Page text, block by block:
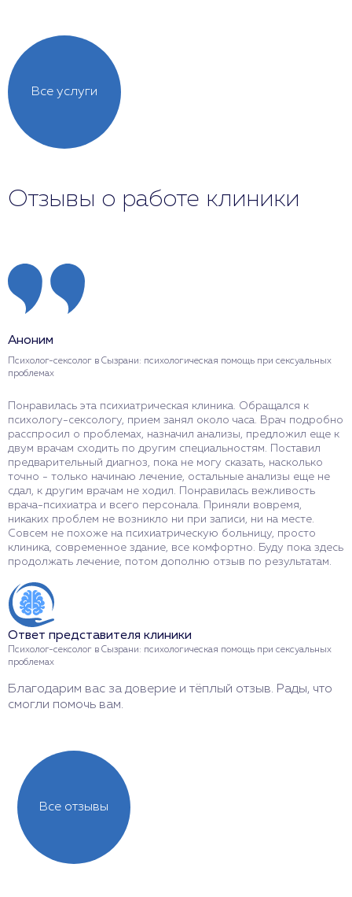
Все услуги
Отзывы о работе клиники
Аноним
Психолог-сексолог в Сызрани: психологическая помощь при сексуальных
проблемах
Понравилась эта психиатрическая клиника. Обращался к
психологу-сексологу, прием занял около часа. Врач подробно
расспросил о проблемах, назначил анализы, предложил еще к
двум врачам сходить по другим специальностям. Поставил
предварительный диагноз, пока не могу сказать, насколько
точно - только начинаю лечение, остальные анализы еще не
сдал, к другим врачам не ходил. Понравилась вежливость
врача-психиатра и всего персонала. Приняли вовремя,
никаких проблем не возникло ни при записи, ни на месте.
Совсем не похоже на психиатрическую больницу, просто
клиника, современное здание, все комфортно. Буду пока здесь
продолжать лечение, потом дополню отзыв по результатам.
Ответ представителя клиники
Психолог-сексолог в Сызрани: психологическая помощь при сексуальных
проблемах
Благодарим вас за доверие и тёплый отзыв. Рады, что
смогли помочь вам.
Все отзывы